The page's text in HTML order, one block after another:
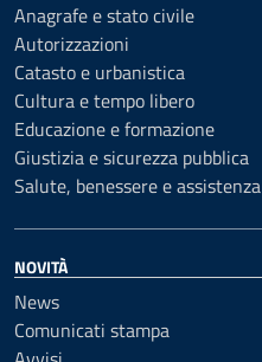
Anagrafe e stato civile
Autorizzazioni
Catasto e urbanistica
Cultura e tempo libero
Educazione e formazione
Giustizia e sicurezza pubblica
Salute, benessere e assistenza
NOVITÀ
News
Comunicati stampa